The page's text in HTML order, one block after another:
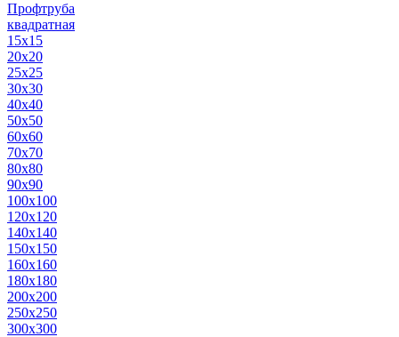
Профтруба
квадратная
15х15
20х20
25х25
30х30
40х40
50х50
60х60
70х70
80х80
90х90
100х100
120х120
140х140
150х150
160х160
180х180
200х200
250х250
300х300